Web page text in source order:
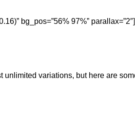
bg_pos=”56% 97%” parallax=”2″]
variations, but here are